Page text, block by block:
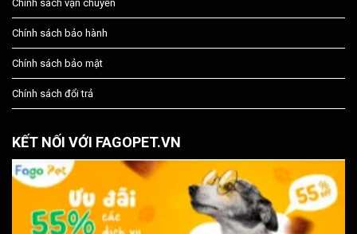
Chính sách vận chuyển
Chính sách bảo hành
Chính sách bảo mật
Chính sách đổi trả
KẾT NỐI VỚI FAGOPET.VN